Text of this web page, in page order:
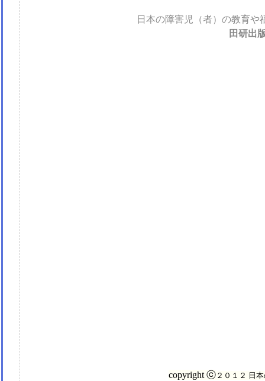
日本の障害児（者）の教育
田研出
copyright ⓒ２０１２ 日